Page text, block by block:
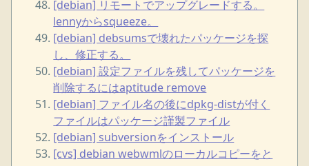
[debian] リモートでアップグレードする。
lennyからsqueeze。
[debian] debsumsで壊れたパッケージを探
し、修正する。
[debian] 設定ファイルを残してパッケージを
削除するにはaptitude remove
[debian] ファイル名の後にdpkg-distが付く
ファイルはパッケージ謹製ファイル
[debian] subversionをインストール
[cvs] debian webwmlのローカルコピーをと